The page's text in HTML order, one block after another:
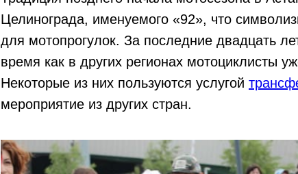
Целинограда, именуемого «92», что
для мотопрогулок. За последние двадцать
время как в других регионах мотоциклисты
Некоторые из них пользуются услугой
мероприятие из других стран.